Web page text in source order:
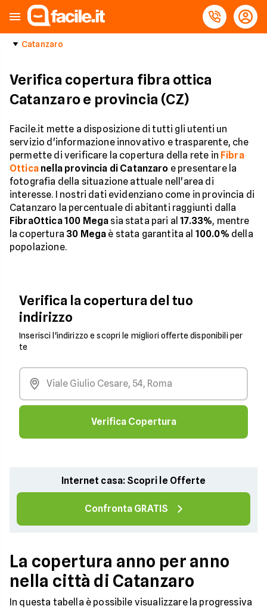
Catanzaro
Verifica copertura fibra ottica
Catanzaro e provincia (CZ)
Facile.it mette a disposizione di tutti gli utenti un
servizio d'informazione innovativo e trasparente, che
permette di verificare la copertura della rete in Fibra
Ottica nella provincia di Catanzaro e presentare la
fotografia della situazione attuale nell'area di
interesse. I nostri dati evidenziano come in provincia di
Catanzaro la percentuale di abitanti raggiunti dalla
FibraOttica 100 Mega sia stata pari al17.33%, mentre
la copertura 30 Mega è stata garantita al 100.0% della
popolazione.
Verifica la copertura del tuo
indirizzo
Inserisci l'indirizzo e scopri le migliori offerte disponibili per
te
Verifica Copertura
Internet casa: Scopri le Offerte
Confronta GRATIS
La copertura anno per anno
nella città di Catanzaro
In questa tabella è possibile visualizzare la progressiva